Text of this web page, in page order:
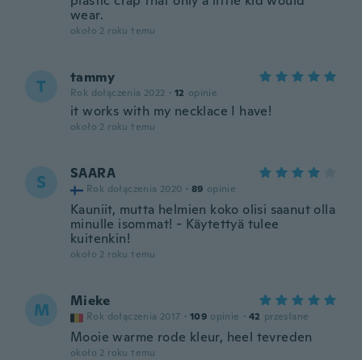
wear.
około 2 roku temu
T tammy
Rok dołączenia 2022 · 12 opinie
it works with my necklace I have!
około 2 roku temu
S SAARA
Rok dołączenia 2020 · 89 opinie
Kauniit, mutta helmien koko olisi saanut olla
minulle isommat! - Käytettyä tulee
kuitenkin!
około 2 roku temu
M Mieke
Rok dołączenia 2017 · 109 opinie · 42 przesłane
Mooie warme rode kleur, heel tevreden
około 2 roku temu